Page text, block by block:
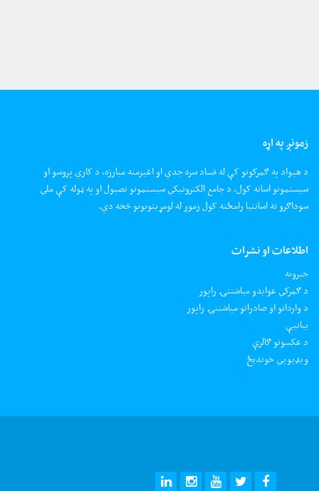
زمونږ په اړه
د هیواد په ګمرکونو کې له فساد سره جدي او اغیزمنه مبارزه، د کاري پروسو او
سیستمونو اسانه کول، د جامع الکترونیکي سیستمونو نصبول او په ټوله کې ملي
سوداګرو ته اسانتیا رامځته کول زموږ له لومړیتوبونو څخه دي.
اطلاعات او نشرات
خبرونه
د ګمرکي عوایدو میاشتنۍ راپور
د وارداتو او صادراتو میاشتنۍ راپور
بیانیې
د عکسونو ګالرې
ويډيويي خونديځ